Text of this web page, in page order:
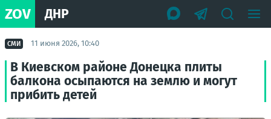
ZOV ДНР
СМИ 11 июня 2026, 10:40
В Киевском районе Донецка плиты
балкона осыпаются на землю и могут
прибить детей